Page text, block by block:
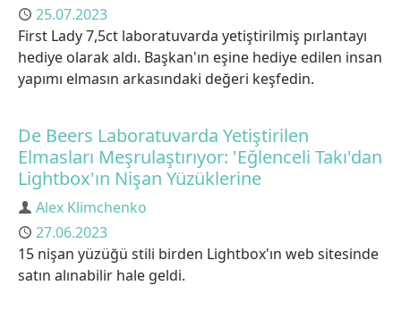
Published
25.07.2023
First Lady 7,5ct laboratuvarda yetiştirilmiş pırlantayı
hediye olarak aldı. Başkan'ın eşine hediye edilen insan
yapımı elmasın arkasındaki değeri keşfedin.
De Beers Laboratuvarda Yetiştirilen
Elmasları Meşrulaştırıyor: 'Eğlenceli Takı'dan
Lightbox'ın Nişan Yüzüklerine
Author
Alex Klimchenko
Published
27.06.2023
15 nişan yüzüğü stili birden Lightbox'ın web sitesinde
satın alınabilir hale geldi.